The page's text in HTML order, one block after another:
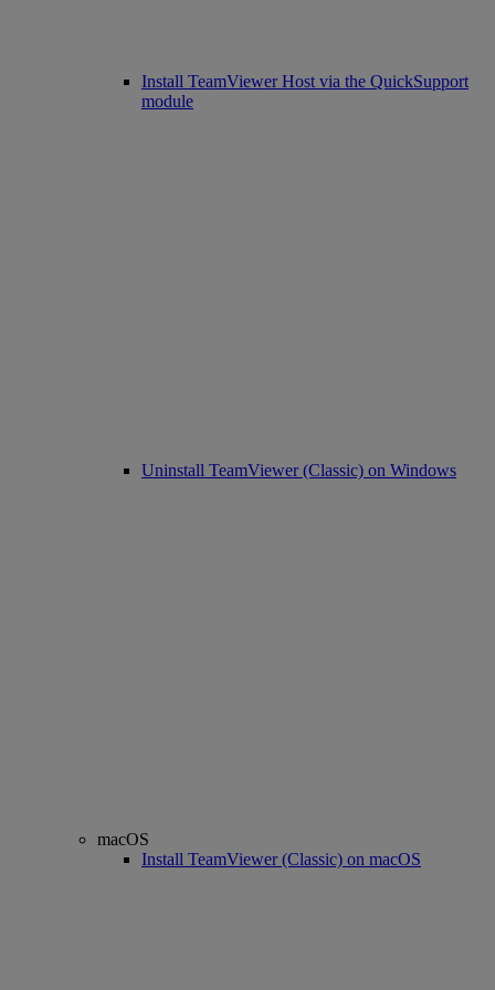
Install TeamViewer Host via the QuickSupport
module
Uninstall TeamViewer (Classic) on Windows
macOS
Install TeamViewer (Classic) on macOS